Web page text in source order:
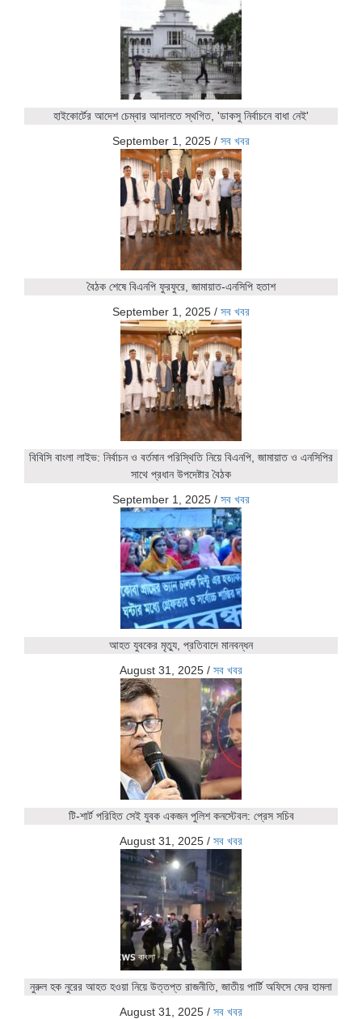
হাইকোর্টের আদেশ চেম্বার আদালতে স্থগিত, 'ডাকসু নির্বাচনে বাধা নেই'
September 1, 2025 / সব খবর
বৈঠক শেষে বিএনপি ফুরফুরে, জামায়াত-এনসিপি হতাশ
September 1, 2025 / সব খবর
বিবিসি বাংলা লাইভ: নির্বাচন ও বর্তমান পরিস্থিতি নিয়ে বিএনপি, জামায়াত ও এনসিপির
সাথে প্রধান উপদেষ্টার বৈঠক
September 1, 2025 / সব খবর
আহত যুবকের মৃত্যু, প্রতিবাদে মানবন্ধন
August 31, 2025 / সব খবর
টি-শার্ট পরিহিত সেই যুবক একজন পুলিশ কনস্টেবল: প্রেস সচিব
August 31, 2025 / সব খবর
নুরুল হক নুরের আহত হওয়া নিয়ে উত্তপ্ত রাজনীতি, জাতীয় পার্টি অফিসে ফের হামলা
August 31, 2025 / সব খবর